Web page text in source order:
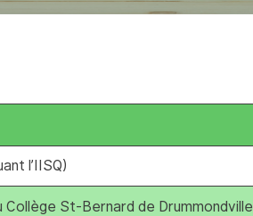
l’IISQ)
St-Bernard de Drummondville